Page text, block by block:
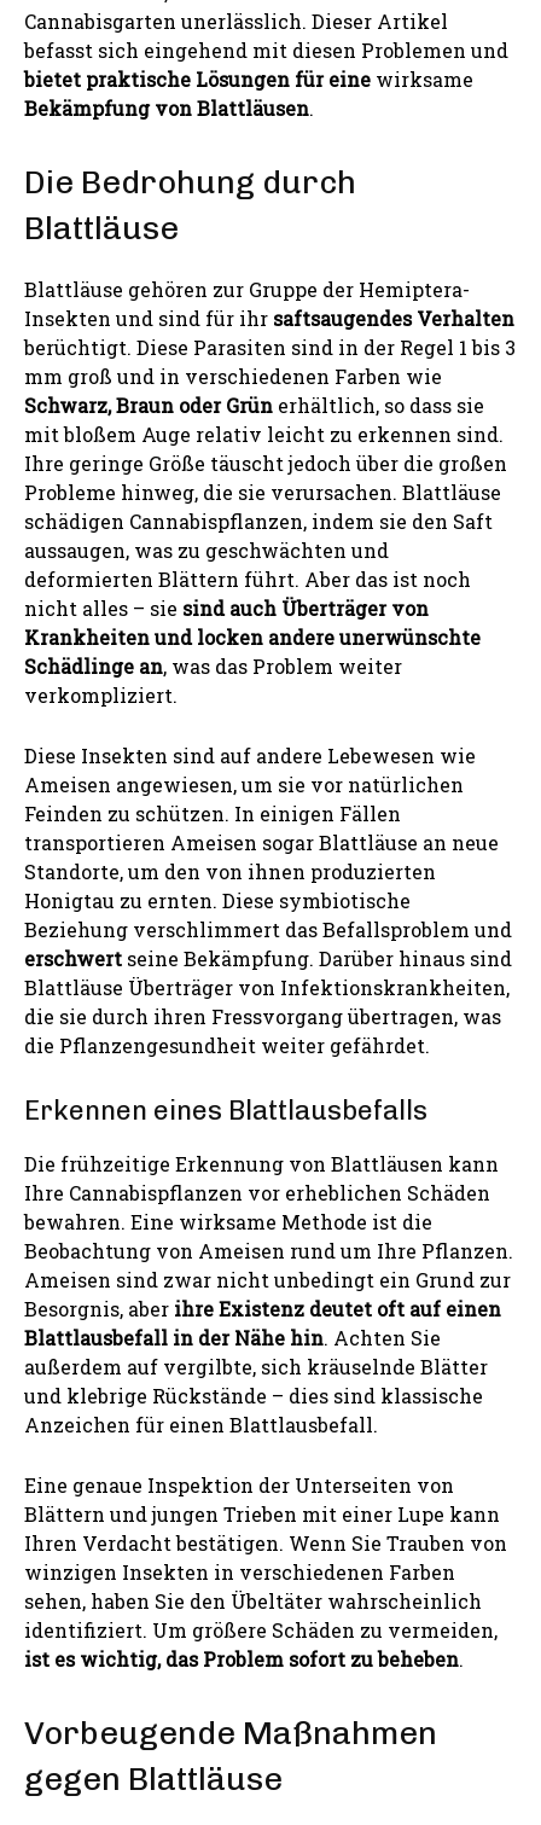
Cannabisgarten unerlässlich. Dieser Artikel
befasst sich eingehend mit diesen Problemen und
bietet praktische Lösungen für eine wirksame
Bekämpfung von Blattläusen.
Die Bedrohung durch
Blattläuse
Blattläuse gehören zur Gruppe der Hemiptera-
Insekten und sind für ihr saftsaugendes Verhalten
berüchtigt. Diese Parasiten sind in der Regel 1 bis 3
mm groß und in verschiedenen Farben wie
Schwarz, Braun oder Grün erhältlich, so dass sie
mit bloßem Auge relativ leicht zu erkennen sind.
Ihre geringe Größe täuscht jedoch über die großen
Probleme hinweg, die sie verursachen. Blattläuse
schädigen Cannabispflanzen, indem sie den Saft
aussaugen, was zu geschwächten und
deformierten Blättern führt. Aber das ist noch
nicht alles – sie sind auch Überträger von
Krankheiten und locken andere unerwünschte
Schädlinge an, was das Problem weiter
verkompliziert.
Diese Insekten sind auf andere Lebewesen wie
Ameisen angewiesen, um sie vor natürlichen
Feinden zu schützen. In einigen Fällen
transportieren Ameisen sogar Blattläuse an neue
Standorte, um den von ihnen produzierten
Honigtau zu ernten. Diese symbiotische
Beziehung verschlimmert das Befallsproblem und
erschwert seine Bekämpfung. Darüber hinaus sind
Blattläuse Überträger von Infektionskrankheiten,
die sie durch ihren Fressvorgang übertragen, was
die Pflanzengesundheit weiter gefährdet.
Erkennen eines Blattlausbefalls
Die frühzeitige Erkennung von Blattläusen kann
Ihre Cannabispflanzen vor erheblichen Schäden
bewahren. Eine wirksame Methode ist die
Beobachtung von Ameisen rund um Ihre Pflanzen.
Ameisen sind zwar nicht unbedingt ein Grund zur
Besorgnis, aber ihre Existenz deutet oft auf einen
Blattlausbefall in der Nähe hin. Achten Sie
außerdem auf vergilbte, sich kräuselnde Blätter
und klebrige Rückstände – dies sind klassische
Anzeichen für einen Blattlausbefall.
Eine genaue Inspektion der Unterseiten von
Blättern und jungen Trieben mit einer Lupe kann
Ihren Verdacht bestätigen. Wenn Sie Trauben von
winzigen Insekten in verschiedenen Farben
sehen, haben Sie den Übeltäter wahrscheinlich
identifiziert. Um größere Schäden zu vermeiden,
ist es wichtig, das Problem sofort zu beheben.
Vorbeugende Maßnahmen
gegen Blattläuse